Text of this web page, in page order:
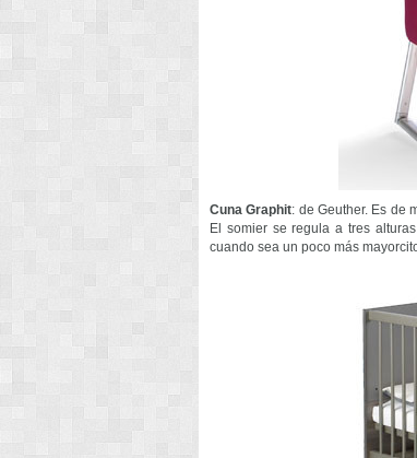
Cuna Graphit: de Geuther. Es de
El somier se regula a tres
cuando sea un poco más